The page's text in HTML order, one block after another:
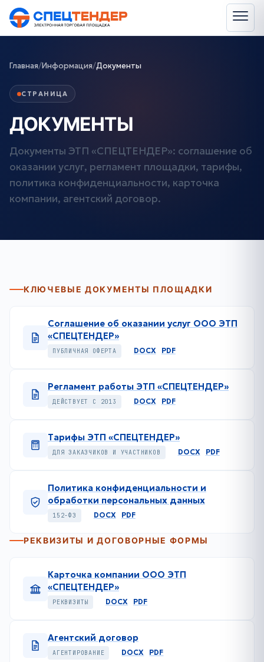
Главная/Информация/Документы
СТРАНИЦА
ДОКУМЕНТЫ
Документы ЭТП «СПЕЦТЕНДЕР»: соглашение об
оказании услуг, регламент площадки, тарифы,
политика конфиденциальности, карточка
компании, агентский договор.
КЛЮЧЕВЫЕ ДОКУМЕНТЫ ПЛОЩАДКИ
Соглашение об оказании услуг ООО ЭТП
«СПЕЦТЕНДЕР»
ПУБЛИЧНАЯ ОФЕРТА DOCX PDF
Регламент работы ЭТП «СПЕЦТЕНДЕР»
ДЕЙСТВУЕТ С 2013 DOCX PDF
Тарифы ЭТП «СПЕЦТЕНДЕР»
ДЛЯ ЗАКАЗЧИКОВ И УЧАСТНИКОВ DOCX PDF
Политика конфиденциальности и
обработки персональных данных
152-ФЗ DOCX PDF
РЕКВИЗИТЫ И ДОГОВОРНЫЕ ФОРМЫ
Карточка компании ООО ЭТП
«СПЕЦТЕНДЕР»
РЕКВИЗИТЫ DOCX PDF
Агентский договор
АГЕНТИРОВАНИЕ DOCX PDF